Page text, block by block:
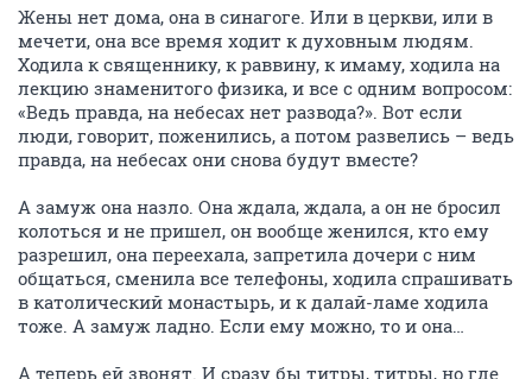
Жены нет дома, она в синагоге. Или в церкви, или в
мечети, она все время ходит к духовным людям.
Ходила к священнику, к раввину, к имаму, ходила на
лекцию знаменитого физика, и все с одним вопросом:
«Ведь правда, на небесах нет развода?». Вот если
люди, говорит, поженились, а потом развелись – ведь
правда, на небесах они снова будут вместе?
А замуж она назло. Она ждала, ждала, а он не бросил
колоться и не пришел, он вообще женился, кто ему
разрешил, она переехала, запретила дочери с ним
общаться, сменила все телефоны, ходила спрашивать
в католический монастырь, и к далай-ламе ходила
тоже. А замуж ладно. Если ему можно, то и она…
А теперь ей звонят. И сразу бы титры, титры, но где